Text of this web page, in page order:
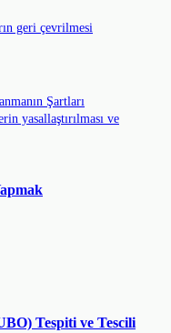
geri çevrilmesi
Şartları
yasallaştırılması ve
Tespiti ve Tescili